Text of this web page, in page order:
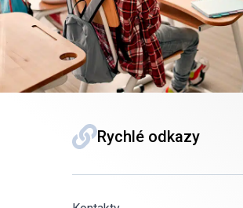
Rychlé odkazy